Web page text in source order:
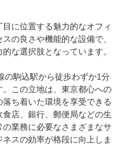
に位置する魅力的なオフィ
の良さや機能的な設備で、
な選択肢となっています。
の駒込駅から徒歩わずか1分
この立地は、東京都心への
ち着いた環境を享受できる
店、銀行、郵便局などの生
業務に必要なさまざまなサ
スの効率が格段に向上しま